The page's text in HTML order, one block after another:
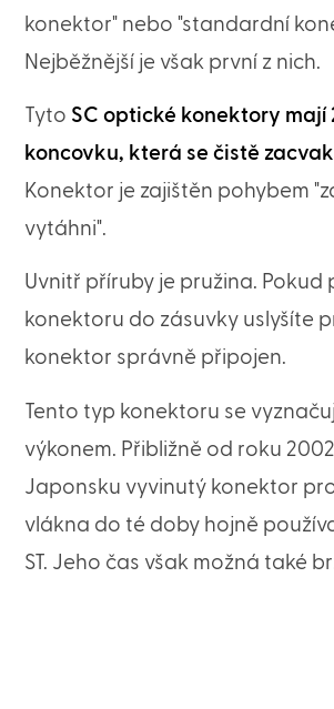
konektor" nebo "standardní
Nejběžnější je však první z nich.
Tyto SC optické konektory mají
koncovku, která se čistě
Konektor je zajištěn pohybem
vytáhni".
Uvnitř příruby je pružina. Pokud
konektoru do zásuvky uslyšíte
konektor správně připojen.
Tento typ konektoru se
výkonem. Přibližně od roku
Japonsku vyvinutý konektor
vlákna do té doby hojně
ST. Jeho čas však možná také